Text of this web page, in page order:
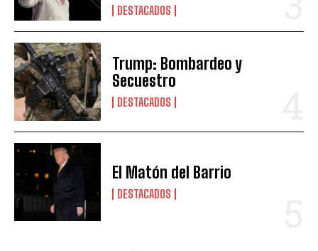
DESTACADOS
Trump: Bombardeo y
Secuestro
DESTACADOS
El Matón del Barrio
DESTACADOS